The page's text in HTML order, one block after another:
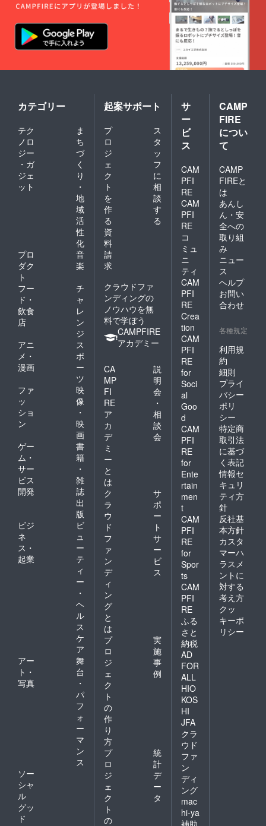
舞台と
なった
町・黒
島を訪
の風景
や空気
を感じ
だけた
ら──。
ゲスト
ハウス
黒島様
の活動
を応援
ら、震
災を経
た今の
を“そっ
と歩い
てみ
る”。 そ
んな時
間が、
きっと
心に何
かを届
けてく
れるは
本プラ
絵本
『門前
のパン
ダちゃ
ん』の
舞台で
ある黒
島を実
際に訪
れてい
ただく
きっか
けとな
り、被
災地で
頑張る
ゲスト
ハウス
黒島様
の活動
支援に
もつな
がるよ
う設計
してい
ます。
宿泊は
任意で
あり、
あくま
で体験
カテゴリー
テク
ノロ
ジー
・ガ
ジェ
ット
ま
ち
づ
く
り
・
地
域
活
性
化
プロ
ダク
ト
音
楽
フー
ド・
飲食
店
チ
ャ
レ
ン
ジ
アニ
メ・
漫画
ス
ポ
ー
ツ
ファ
ッ
ショ
ン
映
像
・
映
画
ゲー
ム・
サー
ビス
開発
書
籍
・
雑
誌
出
版
ビジ
ネ
ス・
起業
ビ
ュ
ー
テ
ィ
ー
・
ヘ
ル
ス
ケ
ア
アー
ト・
写真
舞
台
・
パ
フ
ォ
ー
マ
ン
ス
ソー
シャ
ル
グッ
ド
起案サポート
プ
ロ
ジ
ェ
ク
ト
を
作
る
ス
タ
ッ
フ
に
相
談
す
る
資
料
請
求
クラウドファ
ンディングの
ノウハウを無
料で学ぼう
CAMPFIRE
アカデミー
CA
MP
FI
RE
ア
カ
デ
ミ
ー
と
は
説
明
会
・
相
談
会
ク
ラ
ウ
ド
フ
ァ
ン
デ
ィ
ン
グ
と
は
サ
ポ
ー
ト
サ
ー
ビ
ス
プ
ロ
ジ
ェ
ク
ト
の
作
り
方
実
施
事
例
プ
ロ
ジ
ェ
ク
ト
の
統
計
デ
ー
タ
サ
ー
ビ
ス
CAM
PFI
RE
CAM
PFI
RE
コ
ミュ
ニ
ティ
CAM
PFI
RE
Crea
tion
CAM
PFI
RE
for
Soci
al
Goo
d
CAM
PFI
RE
for
Ente
rtain
men
t
CAM
PFI
RE
for
Spor
ts
CAM
PFI
RE
ふる
さと
納税
AD
FOR
ALL
HIO
KOS
HI
JFA
クラ
ウド
ファ
ン
ディ
ング
mac
hi-ya
補助
CAMP
FIRE
につい
て
CAMP
FIREと
は
あんし
ん・安
全への
取り組
み
ニュー
ス
ヘルプ
お問い
合わせ
各種規定
利用規
約
細則
プライ
バシー
ポリ
シー
特定商
取引法
に基づ
く表記
情報セ
キュリ
ティ方
針
反社基
本方針
カスタ
マーハ
ラスメ
ントに
対する
考え方
クッ
キーポ
リシー